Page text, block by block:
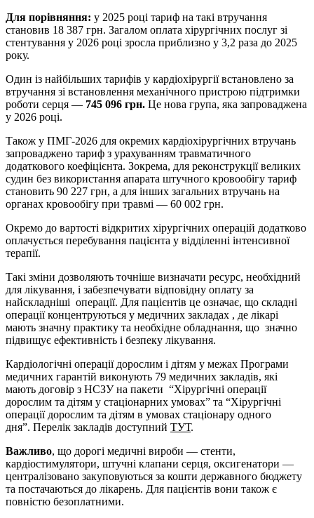
Для порівняння: у 2025 році тариф на такі втручання
становив 18 387 грн. Загалом оплата хірургічних послуг зі
стентування у 2026 році зросла приблизно у 3,2 раза до 2025
року.
Один із найбільших тарифів у кардіохірургії встановлено за
втручання зі встановлення механічного пристрою підтримки
роботи серця — 745 096 грн. Це нова група, яка запроваджена
у 2026 році.
Також у ПМГ-2026 для окремих кардіохірургічних втручань
запроваджено тариф з урахуванням травматичного
додаткового коефіцієнта. Зокрема, для реконструкції великих
судин без використання апарата штучного кровообігу тариф
становить 90 227 грн, а для інших загальних втручань на
органах кровообігу при травмі — 60 002 грн.
Окремо до вартості відкритих хірургічних операцій додатково
оплачується перебування пацієнта у відділенні інтенсивної
терапії.
Такі зміни дозволяють точніше визначати ресурс, необхідний
для лікування, і забезпечувати відповідну оплату за
найскладніші операції. Для пацієнтів це означає, що складні
операції концентруються у медичних закладах , де лікарі
мають значну практику та необхідне обладнання, що значно
підвищує ефективність і безпеку лікування.
Кардіологічні операції дорослим і дітям у межах Програми
медичних гарантій виконують 79 медичних закладів, які
мають договір з НСЗУ на пакети “Хірургічні операції
дорослим та дітям у стаціонарних умовах” та “Хірургічні
операції дорослим та дітям в умовах стаціонару одного
дня”. Перелік закладів доступний ТУТ.
Важливо, що дорогі медичні вироби — стенти,
кардіостимулятори, штучні клапани серця, оксигенатори —
централізовано закуповуються за кошти державного бюджету
та постачаються до лікарень. Для пацієнтів вони також є
повністю безоплатними.